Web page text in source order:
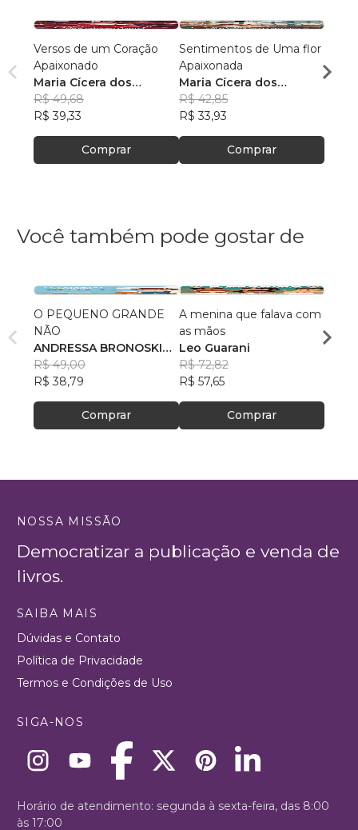
Versos de um Coração
Apaixonado
Maria Cícera dos
Prazeres
R$ 49,68
R$ 39,33
Comprar
Sentimentos de Uma flor
Apaixonada
Maria Cícera dos
Prazeres
R$ 42,85
R$ 33,93
Comprar
Amor
Você também pode gostar de
O PEQUENO GRANDE
NÃO
ANDRESSA BRONOSKI
NOVAKI
R$ 49,00
R$ 38,79
Comprar
A menina que falava com
as mãos
Leo Guarani
R$ 72,82
R$ 57,65
Comprar
R$
NOSSA MISSÃO
Democratizar a publicação e venda de
livros.
SAIBA MAIS
Dúvidas e Contato
Política de Privacidade
Termos e Condições de Uso
SIGA-NOS
Horário de atendimento: segunda à sexta-feira, das 8:00
às 17:00